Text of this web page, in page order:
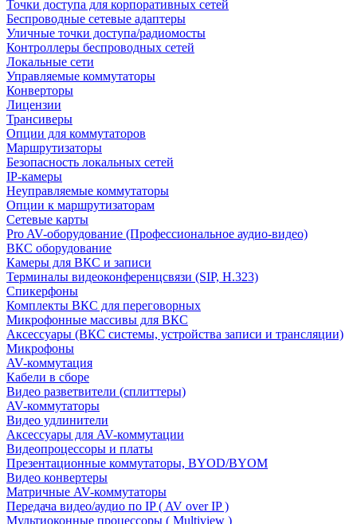
Точки доступа для корпоративных сетей
Беспроводные сетевые адаптеры
Уличные точки доступа/радиомосты
Контроллеры беспроводных сетей
Локальные сети
Управляемые коммутаторы
Конверторы
Лицензии
Трансиверы
Опции для коммутаторов
Маршрутизаторы
Безопасность локальных сетей
IP-камеры
Неуправляемые коммутаторы
Опции к маршрутизаторам
Сетевые карты
Pro AV-оборудование (Профессиональное аудио-видео)
ВКС оборудование
Камеры для ВКС и записи
Терминалы видеоконференцсвязи (SIP, H.323)
Спикерфоны
Комплекты ВКС для переговорных
Микрофонные массивы для ВКС
Аксессуары (ВКС системы, устройства записи и трансляции)
Микрофоны
AV-коммутация
Кабели в сборе
Видео разветвители (сплиттеры)
AV-коммутаторы
Видео удлинители
Аксессуары для AV-коммутации
Видеопроцессоры и платы
Презентационные коммутаторы, BYOD/BYOM
Видео конвертеры
Матричные AV-коммутаторы
Передача видео/аудио по IP ( AV over IP )
Мультиоконные процессоры ( Multiview )